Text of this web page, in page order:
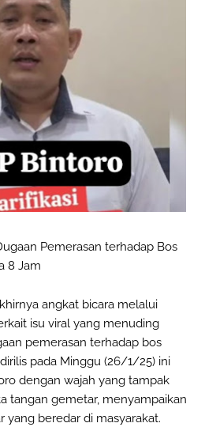
Pemerasan terhadap Bos
8 Jam
angkat bicara melalui
isu viral yang menuding
pemerasan terhadap bos
pada Minggu (26/1/25) ini
dengan wajah yang tampak
tangan gemetar, menyampaikan
yang beredar di masyarakat.